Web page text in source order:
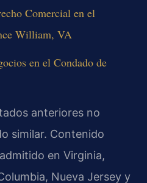
Comercial en el
William, VA
en el Condado de
anteriores no
similar. Contenido
en Virginia,
Nueva Jersey y